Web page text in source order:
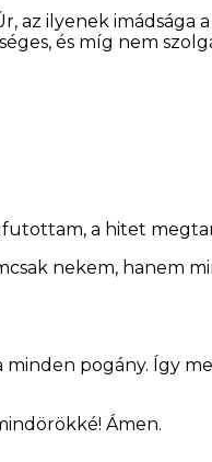
az ilyenek imádsága
és míg nem
a hitet
nekem, hanem
pogány. Így
Ámen.